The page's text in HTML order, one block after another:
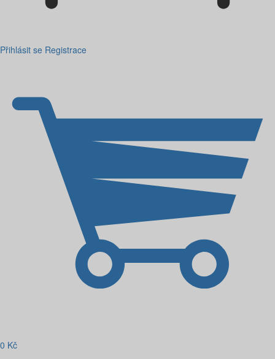
Přihlásit se Registrace
0 Kč